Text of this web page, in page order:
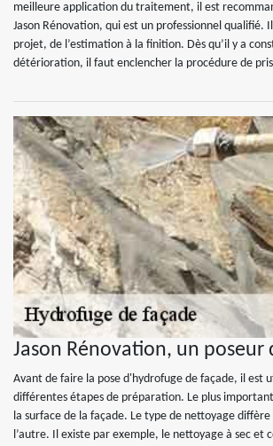
meilleure application du traitement, il est
Jason Rénovation, qui est un professionnel qualifié.
projet, de l’estimation à la finition. Dès qu’il y a
détérioration, il faut enclencher la procédure de
Jason Rénovation, un poseur
Avant de faire la pose d'hydrofuge de façade, il est
différentes étapes de préparation. Le plus
la surface de la façade. Le type de nettoyage diffère
l’autre. Il existe par exemple, le nettoyage à sec et